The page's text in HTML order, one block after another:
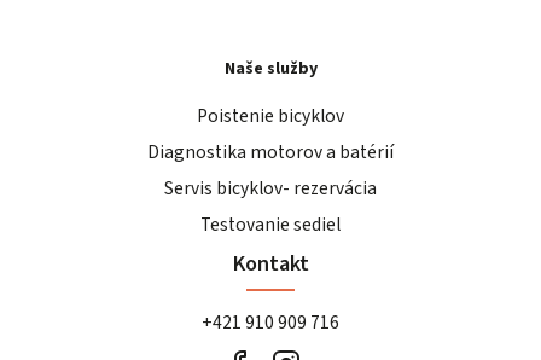
Naše služby
Poistenie bicyklov
Diagnostika motorov a batérií
Servis bicyklov- rezervácia
Testovanie sediel
Kontakt
+421 910 909 716